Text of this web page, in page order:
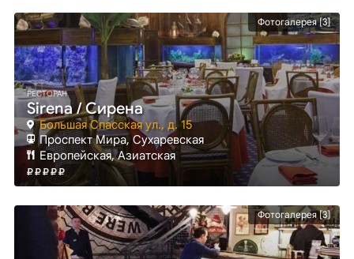
Фотогалерея [3]
РЕСТОРАН
Sirena / Сирена
Большая Спасская ул., д. 15
Проспект Мира, Сухаревская
Европейская, Азиатская
Фотогалерея [3]